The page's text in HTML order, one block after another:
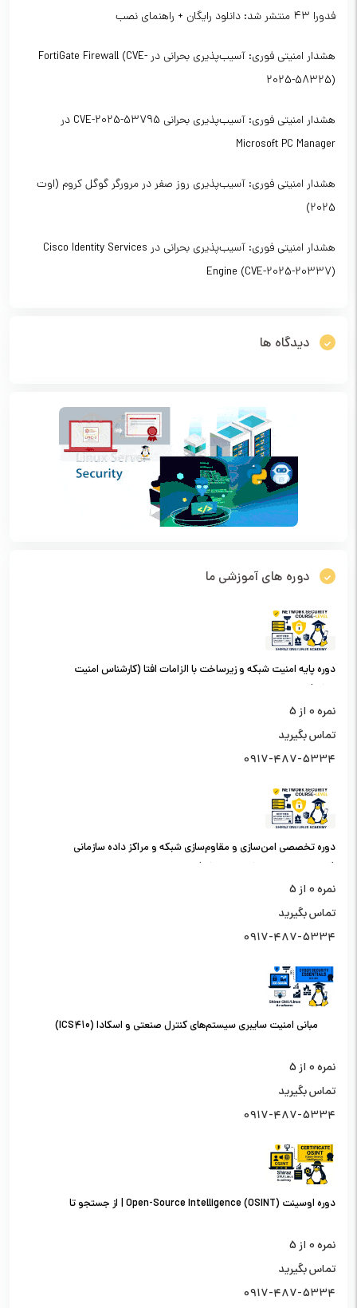
فدورا ۴۳ منتشر شد: دانلود رایگان + راهنمای نصب
هشدار امنیتی فوری: آسیب‌پذیری بحرانی در FortiGate Firewall (CVE-
2025-58325)
هشدار امنیتی فوری: آسیب‌پذیری بحرانی CVE-2025-53795 در
Microsoft PC Manager
هشدار امنیتی فوری: آسیب‌پذیری روز صفر در مرورگر گوگل کروم (اوت
2025)
هشدار امنیتی فوری: آسیب‌پذیری بحرانی در Cisco Identity Services
Engine (CVE-2025-20337)
دیدگاه ها
دوره های آموزشی ما
دوره پایه امنیت شبکه و زیرساخت با الزامات افتا (کارشناس امنیت
شبکه)
نمره0 از 5
تماس بگیرید
0917-487-5334
دوره تخصصی امن‌سازی و مقاوم‌سازی شبکه و مراکز داده سازمانی
(کارشناس امنیت شبکه سطح یک)
نمره0 از 5
تماس بگیرید
0917-487-5334
مبانی امنیت سایبری سیستم‌های کنترل صنعتی و اسکادا (ICS410)
نمره0 از 5
تماس بگیرید
0917-487-5334
دوره اوسینت (OSINT) Open-Source Intelligence | از جستجو تا
نمره0 از 5
تماس بگیرید
0917-487-5334